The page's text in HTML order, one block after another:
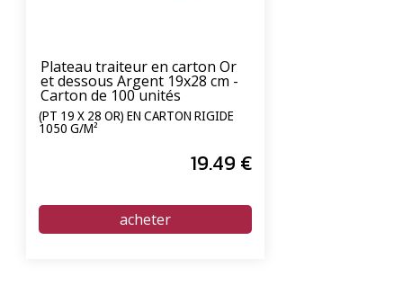
Plateau traiteur en carton Or
et dessous Argent 19x28 cm -
Carton de 100 unités
(PT 19 X 28 OR) EN CARTON RIGIDE
1050 G/M²
19.49 €